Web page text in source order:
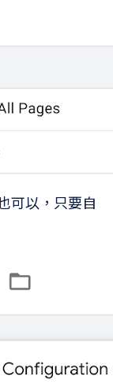
可以，只要自